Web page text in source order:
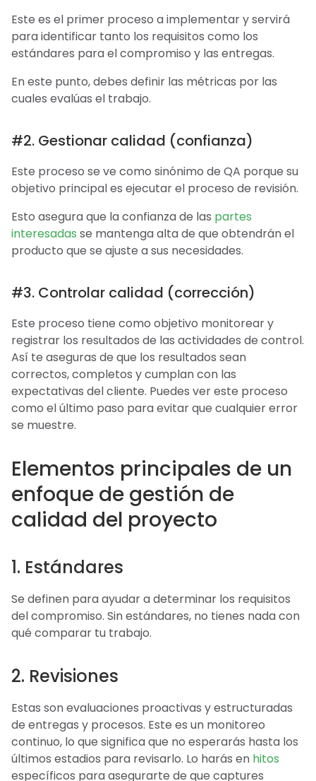
Este es el primer proceso a implementar y servirá
para identificar tanto los requisitos como los
estándares para el compromiso y las entregas.
En este punto, debes definir las métricas por las
cuales evalúas el trabajo.
#2. Gestionar calidad (confianza)
Este proceso se ve como sinónimo de QA porque su
objetivo principal es ejecutar el proceso de revisión.
Esto asegura que la confianza de las partes
interesadas se mantenga alta de que obtendrán el
producto que se ajuste a sus necesidades.
#3. Controlar calidad (corrección)
Este proceso tiene como objetivo monitorear y
registrar los resultados de las actividades de control.
Así te aseguras de que los resultados sean
correctos, completos y cumplan con las
expectativas del cliente. Puedes ver este proceso
como el último paso para evitar que cualquier error
se muestre.
Elementos principales de un
enfoque de gestión de
calidad del proyecto
1. Estándares
Se definen para ayudar a determinar los requisitos
del compromiso. Sin estándares, no tienes nada con
qué comparar tu trabajo.
2. Revisiones
Estas son evaluaciones proactivas y estructuradas
de entregas y procesos. Este es un monitoreo
continuo, lo que significa que no esperarás hasta los
últimos estadios para revisarlo. Lo harás en hitos
específicos para asegurarte de que captures